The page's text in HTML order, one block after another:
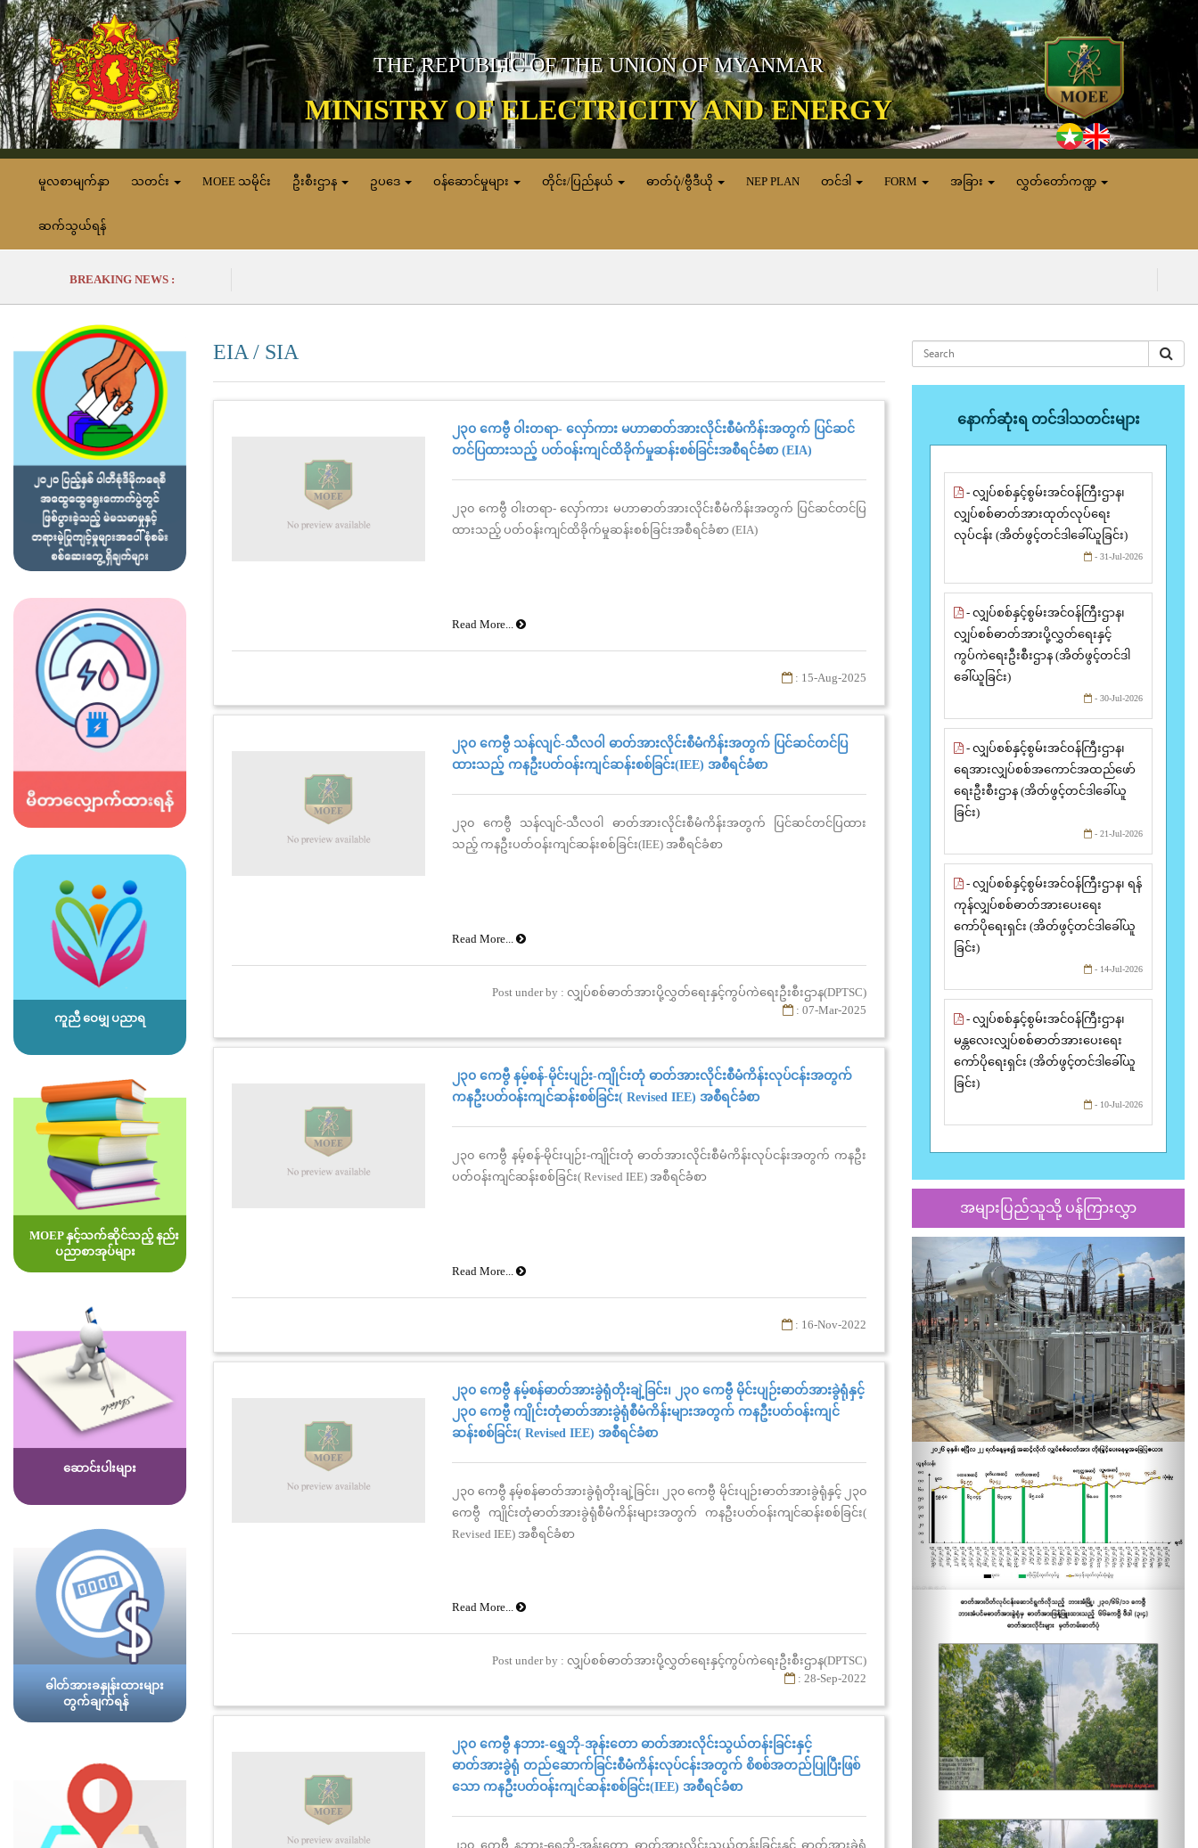
THE REPUBLIC OF THE UNION OF MYANMAR
MINISTRY OF ELECTRICITY AND ENERGY
မူလစာမျက်နှာ သတင်း MOEE သမိုင်း ဦးစီးဌာန ဥပဒေ ဝန်ဆောင်မှုများ တိုင်း/ပြည်နယ် ဓာတ်ပုံ/ဗွီဒီယို NEP PLAN တင်ဒါ FORM အခြား လွှတ်တော်ကဏ္ဍ
ဆက်သွယ်ရန်
BREAKING NEWS :
ကူညီ ဝေမျှ ပညာရ
MOEP နှင့်သက်ဆိုင်သည့် နည်း
ပညာစာအုပ်များ
ဆောင်းပါးများ
ဓါတ်အားခနှုန်းထားများ
တွက်ချက်ရန်
EIA / SIA
၂၃၀ ကေဗွီ ဝါးတရာ- လှော်ကား မဟာဓာတ်အားလိုင်းစီမံကိန်းအတွက် ပြင်ဆင်
တင်ပြထားသည့် ပတ်ဝန်းကျင်ထိခိုက်မှုဆန်းစစ်ခြင်းအစီရင်ခံစာ (EIA)
၂၃၀ ကေဗွီ ဝါးတရာ- လှော်ကား မဟာဓာတ်အားလိုင်းစီမံကိန်းအတွက် ပြင်ဆင်တင်ပြ
ထားသည့် ပတ်ဝန်းကျင်ထိခိုက်မှုဆန်းစစ်ခြင်းအစီရင်ခံစာ (EIA)
Read More...
: 15-Aug-2025
၂၃၀ ကေဗွီ သန်လျင်-သီလဝါ ဓာတ်အားလိုင်းစီမံကိန်းအတွက် ပြင်ဆင်တင်ပြ
ထားသည့် ကနဦးပတ်ဝန်းကျင်ဆန်းစစ်ခြင်း(IEE) အစီရင်ခံစာ
၂၃၀ ကေဗွီ သန်လျင်-သီလဝါ ဓာတ်အားလိုင်းစီမံကိန်းအတွက် ပြင်ဆင်တင်ပြထား
သည့် ကနဦးပတ်ဝန်းကျင်ဆန်းစစ်ခြင်း(IEE) အစီရင်ခံစာ
Read More...
Post under by : လျှပ်စစ်ဓာတ်အားပို့လွှတ်ရေးနှင့်ကွပ်ကဲရေးဦးစီးဌာန(DPTSC)
: 07-Mar-2025
၂၃၀ ကေဗွီ နမ့်စန်-မိုင်းပျဉ်း-ကျိုင်းတုံ ဓာတ်အားလိုင်းစီမံကိန်းလုပ်ငန်းအတွက်
ကနဦးပတ်ဝန်းကျင်ဆန်းစစ်ခြင်း( Revised IEE) အစီရင်ခံစာ
၂၃၀ ကေဗွီ နမ့်စန်-မိုင်းပျဉ်း-ကျိုင်းတုံ ဓာတ်အားလိုင်းစီမံကိန်းလုပ်ငန်းအတွက် ကနဦး
ပတ်ဝန်းကျင်ဆန်းစစ်ခြင်း( Revised IEE) အစီရင်ခံစာ
Read More...
: 16-Nov-2022
၂၃၀ ကေဗွီ နမ့်စန်ဓာတ်အားခွဲရုံတိုးချဲ့ခြင်း၊ ၂၃၀ ကေဗွီ မိုင်းပျဉ်းဓာတ်အားခွဲရုံနှင့်
၂၃၀ ကေဗွီ ကျိုင်းတုံဓာတ်အားခွဲရုံစီမံကိန်းများအတွက် ကနဦးပတ်ဝန်းကျင်
ဆန်းစစ်ခြင်း( Revised IEE) အစီရင်ခံစာ
၂၃၀ ကေဗွီ နမ့်စန်ဓာတ်အားခွဲရုံတိုးချဲ့ခြင်း၊ ၂၃၀ ကေဗွီ မိုင်းပျဉ်းဓာတ်အားခွဲရုံနှင့် ၂၃၀
ကေဗွီ ကျိုင်းတုံဓာတ်အားခွဲရုံစီမံကိန်းများအတွက် ကနဦးပတ်ဝန်းကျင်ဆန်းစစ်ခြင်း(
Revised IEE) အစီရင်ခံစာ
Read More...
Post under by : လျှပ်စစ်ဓာတ်အားပို့လွှတ်ရေးနှင့်ကွပ်ကဲရေးဦးစီးဌာန(DPTSC)
: 28-Sep-2022
၂၃၀ ကေဗွီ နဘား-ရွှေဘို-အုန်းတော ဓာတ်အားလိုင်းသွယ်တန်းခြင်းနှင့်
ဓာတ်အားခွဲရုံ တည်ဆောက်ခြင်းစီမံကိန်းလုပ်ငန်းအတွက် စိစစ်အတည်ပြုပြီးဖြစ်
သော ကနဦးပတ်ဝန်းကျင်ဆန်းစစ်ခြင်း(IEE) အစီရင်ခံစာ
၂၃၀ ကေဗွီ နဘား-ရွှေဘို-အုန်းတော ဓာတ်အားလိုင်းသွယ်တန်းခြင်းနှင့် ဓာတ်အားခွဲရုံ
နောက်ဆုံးရ တင်ဒါသတင်းများ
- လျှပ်စစ်နှင့်စွမ်းအင်ဝန်ကြီးဌာန၊
လျှပ်စစ်ဓာတ်အားထုတ်လုပ်ရေး
လုပ်ငန်း (အိတ်ဖွင့်တင်ဒါခေါ်ယူခြင်း)
- 31-Jul-2026
- လျှပ်စစ်နှင့်စွမ်းအင်ဝန်ကြီးဌာန၊
လျှပ်စစ်ဓာတ်အားပို့လွှတ်ရေးနှင့်
ကွပ်ကဲရေးဦးစီးဌာန (အိတ်ဖွင့်တင်ဒါ
ခေါ်ယူခြင်း)
- 30-Jul-2026
- လျှပ်စစ်နှင့်စွမ်းအင်ဝန်ကြီးဌာန၊
ရေအားလျှပ်စစ်အကောင်အထည်ဖော်
ရေးဦးစီးဌာန (အိတ်ဖွင့်တင်ဒါခေါ်ယူ
ခြင်း)
- 21-Jul-2026
- လျှပ်စစ်နှင့်စွမ်းအင်ဝန်ကြီးဌာန၊ ရန်
ကုန်လျှပ်စစ်ဓာတ်အားပေးရေး
ကော်ပိုရေးရှင်း (အိတ်ဖွင့်တင်ဒါခေါ်ယူ
ခြင်း)
- 14-Jul-2026
- လျှပ်စစ်နှင့်စွမ်းအင်ဝန်ကြီးဌာန၊
မန္တလေးလျှပ်စစ်ဓာတ်အားပေးရေး
ကော်ပိုရေးရှင်း (အိတ်ဖွင့်တင်ဒါခေါ်ယူ
ခြင်း)
- 10-Jul-2026
အများပြည်သူသို့ ပန်ကြားလွှာ
Previous Next